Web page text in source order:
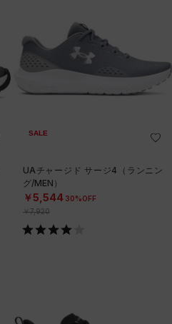
SALE
UAチャージド サージ4（ランニン
グ/MEN）
￥5,544 30%OFF
￥7,920